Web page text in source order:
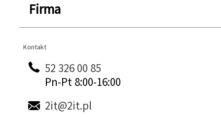
Firma
Kontakt
Kontakt
52 326 00 85
Pn-Pt 8:00-16:00
2it@2it.pl